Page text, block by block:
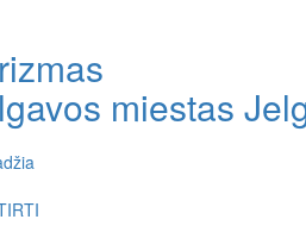
miestas